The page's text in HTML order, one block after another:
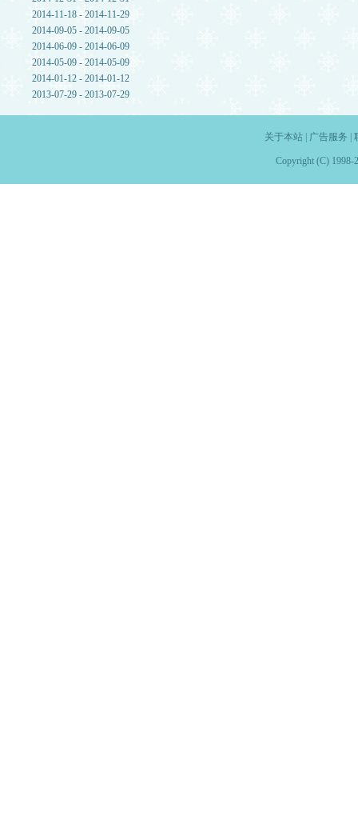
2014-11-18 - 2014-11-29
2014-09-05 - 2014-09-05
2014-06-09 - 2014-06-09
2014-05-09 - 2014-05-09
2014-01-12 - 2014-01-12
2013-07-29 - 2013-07-29
关于本站| 广告服务
Copyright (C) 1998-